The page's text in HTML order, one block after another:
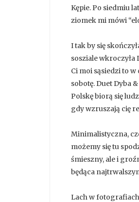
Kępie. Po siedmiu
ziomek mi mówi
I tak by się
sosziale wkroczyła
Ci moi sąsiedzi to
sobotę. Duet Dyba
Polskę biorą się
gdy wzruszają cię
Minimalistyczna,
możemy się tu
śmieszny, ale i
będąca
Lach w